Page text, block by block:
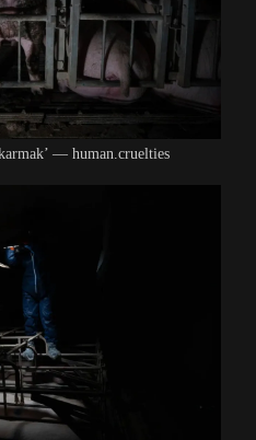
— human.cruelties